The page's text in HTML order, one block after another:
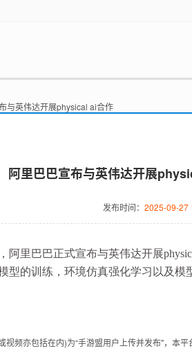
与英伟达开展physical ai合作
阿里巴巴宣布与英伟达开展
发布时间： 2025-09-27
阿里巴巴正式宣布与英伟达开展
型的训练，环境仿真强化学习以及模
频亦包括在内)为“手游盟用户上传并发布"，本平